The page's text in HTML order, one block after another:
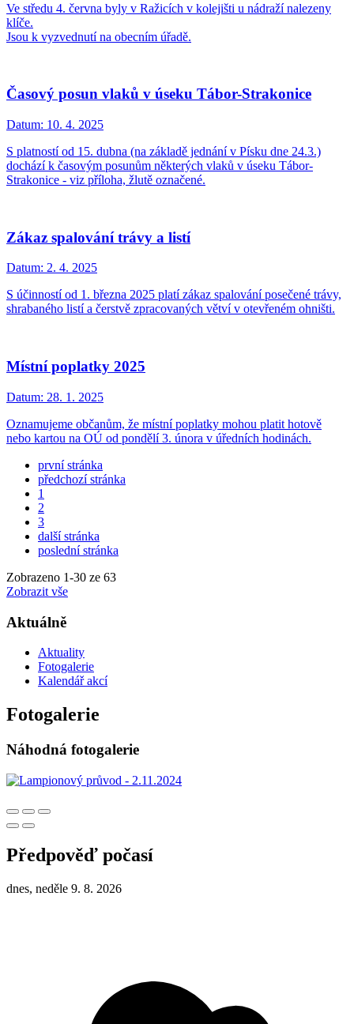
Ve středu 4. června byly v Ražicích v kolejišti u nádraží nalezeny
klíče.
Jsou k vyzvednutí na obecním úřadě.
Časový posun vlaků v úseku Tábor-Strakonice
Datum: 10. 4. 2025
S platností od 15. dubna (na základě jednání v Písku dne 24.3.)
dochází k časovým posunům některých vlaků v úseku Tábor-
Strakonice - viz příloha, žlutě označené.
Zákaz spalování trávy a listí
Datum: 2. 4. 2025
S účinností od 1. března 2025 platí zákaz spalování posečené trávy,
shrabaného listí a čerstvě zpracovaných větví v otevřeném ohništi.
Místní poplatky 2025
Datum: 28. 1. 2025
Oznamujeme občanům, že místní poplatky mohou platit hotově
nebo kartou na OÚ od pondělí 3. února v úředních hodinách.
první stránka
předchozí stránka
1
2
3
další stránka
poslední stránka
Zobrazeno 1-30 ze 63
Zobrazit vše
Aktuálně
Aktuality
Fotogalerie
Kalendář akcí
Fotogalerie
Náhodná fotogalerie
Předpověď počasí
dnes, neděle 9. 8. 2026